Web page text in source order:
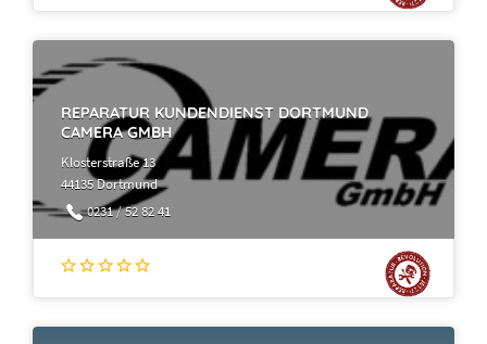
REPARATUR KUNDENDIENST DORTMUND
CAMERA GMBH
Klosterstraße 13
44135 Dortmund
0231 / 52 82 41